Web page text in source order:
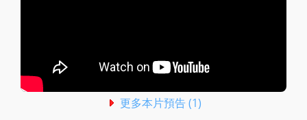
更多本片預告 (1)